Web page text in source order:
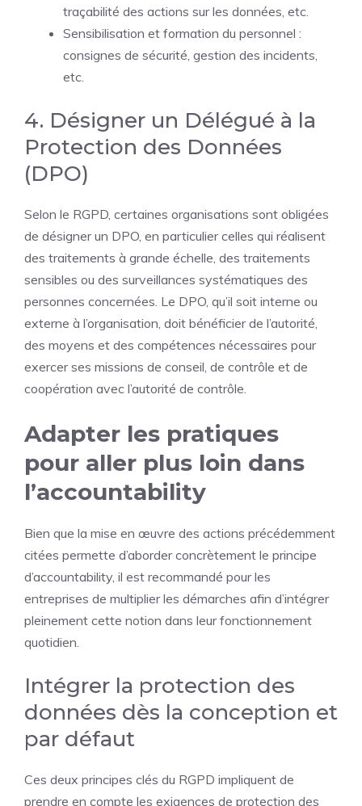
traçabilité des actions sur les données, etc.
Sensibilisation et formation du personnel :
consignes de sécurité, gestion des incidents,
etc.
4. Désigner un Délégué à la
Protection des Données
(DPO)
Selon le RGPD, certaines organisations sont obligées
de désigner un DPO, en particulier celles qui réalisent
des traitements à grande échelle, des traitements
sensibles ou des surveillances systématiques des
personnes concernées. Le DPO, qu’il soit interne ou
externe à l’organisation, doit bénéficier de l’autorité,
des moyens et des compétences nécessaires pour
exercer ses missions de conseil, de contrôle et de
coopération avec l’autorité de contrôle.
Adapter les pratiques
pour aller plus loin dans
l’accountability
Bien que la mise en œuvre des actions précédemment
citées permette d’aborder concrètement le principe
d’accountability, il est recommandé pour les
entreprises de multiplier les démarches afin d’intégrer
pleinement cette notion dans leur fonctionnement
quotidien.
Intégrer la protection des
données dès la conception et
par défaut
Ces deux principes clés du RGPD impliquent de
prendre en compte les exigences de protection des